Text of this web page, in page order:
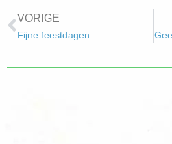
VORIGE
Fijne feestdagen